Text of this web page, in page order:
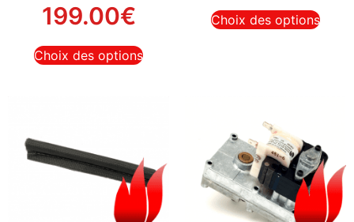
199.00€
Choix des options
Choix des options